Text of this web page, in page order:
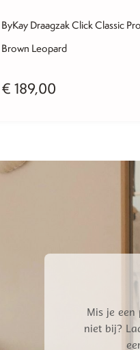
ByKay Draagzak Click Classic Pro
Brown Leopard
€ 189,00
Mis je
niet bij?